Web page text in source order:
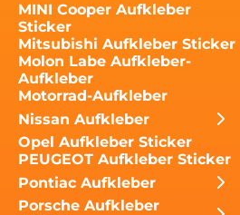
MINI Cooper Aufkleber
Sticker
Mitsubishi Aufkleber Sticker
Molon Labe Aufkleber-
Aufkleber
Motorrad-Aufkleber
Nissan Aufkleber
Opel Aufkleber Sticker
PEUGEOT Aufkleber Sticker
Pontiac Aufkleber
Porsche Aufkleber